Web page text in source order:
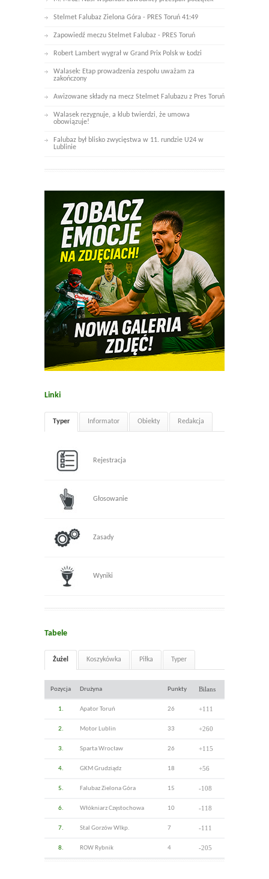
Stelmet Falubaz Zielona Góra - PRES Toruń 41:49
Zapowiedź meczu Stelmet Falubaz - PRES Toruń
Robert Lambert wygrał w Grand Prix Polsk w Łodzi
Walasek: Etap prowadzenia zespołu uważam za
zakończony
Awizowane składy na mecz Stelmet Falubazu z Pres Toruń
Walasek rezygnuje, a klub twierdzi, że umowa
obowiązuje!
Falubaz był blisko zwycięstwa w 11. rundzie U24 w
Lublinie
Linki
Typer Informator Obiekty Redakcja
Rejestracja
Głosowanie
Zasady
Wyniki
Tabele
Żużel Koszykówka Piłka Typer
Pozycja Drużyna Punkty Bilans
1. Apator Toruń 26 +111
2. Motor Lublin 33 +260
3. Sparta Wrocław 26 +115
4. GKM Grudziądz 18 +56
5. Falubaz Zielona Góra 15 -108
6. Włókniarz Częstochowa 10 -118
7. Stal Gorzów Wlkp. 7 -111
8. ROW Rybnik 4 -205